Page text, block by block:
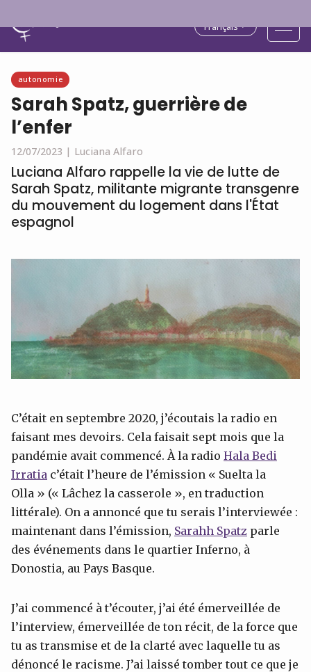
Français
autonomie
Sarah Spatz, guerrière de
l’enfer
12/07/2023 | Luciana Alfaro
Luciana Alfaro rappelle la vie de lutte de
Sarah Spatz, militante migrante transgenre
du mouvement du logement dans l'État
espagnol
C’était en septembre 2020, j’écoutais la radio en
faisant mes devoirs. Cela faisait sept mois que la
pandémie avait commencé. À la radio Hala Bedi
Irratia c’était l’heure de l’émission « Suelta la
Olla » (« Lâchez la casserole », en traduction
littérale). On a annoncé que tu serais l’interviewée :
maintenant dans l’émission, Sarahh Spatz parle
des événements dans le quartier Inferno, à
Donostia, au Pays Basque.
J’ai commencé à t’écouter, j’ai été émerveillée de
l’interview, émerveillée de ton récit, de la force que
tu as transmise et de la clarté avec laquelle tu as
dénoncé le racisme. J’ai laissé tomber tout ce que je